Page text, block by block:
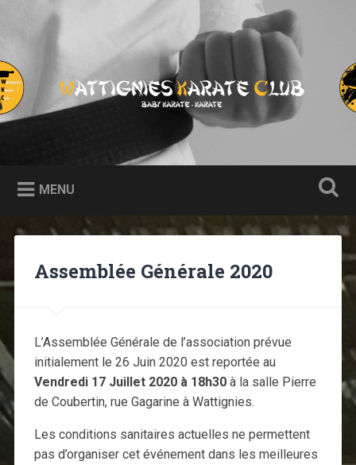
Wattignies Karaté Club
Site Officiel du Wattignies Karaté Club. Présentation,
coordonnées, tout sur le club.
MENU
Assemblée Générale 2020
L’Assemblée Générale de l’association prévue
initialement le 26 Juin 2020 est reportée au
Vendredi 17 Juillet 2020 à 18h30à la salle Pierre
de Coubertin, rue Gagarine à Wattignies.
Les conditions sanitaires actuelles ne permettent
pas d’organiser cet événement dans les meilleures